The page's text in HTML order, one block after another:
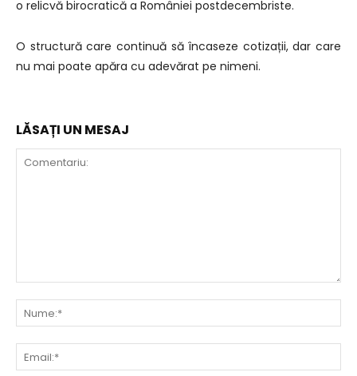
o relicvă birocratică a României postdecembriste.
O structură care continuă să încaseze cotizații, dar care
nu mai poate apăra cu adevărat pe nimeni.
LĂSAȚI UN MESAJ